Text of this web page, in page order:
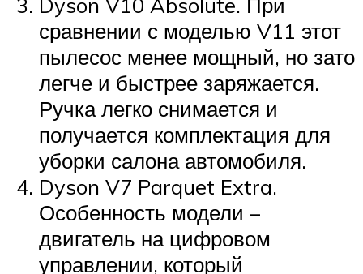
сравнении с моделью V11 этот
пылесос менее мощный, но зато
легче и быстрее заряжается.
Ручка легко снимается и
получается комплектация для
уборки салона автомобиля.
Dyson V7 Parquet Extra.
Особенность модели –
двигатель на цифровом
управлении, который